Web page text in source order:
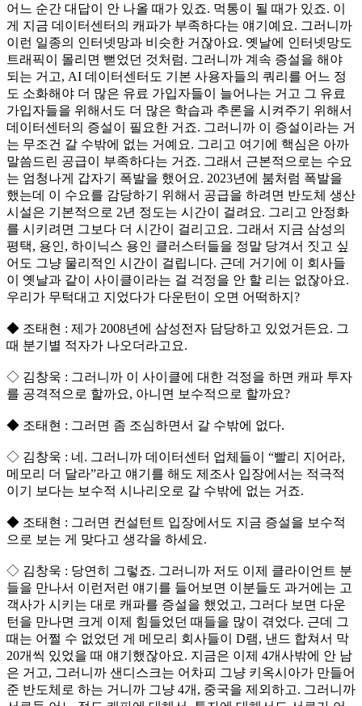
어느 순간 대답이 안 나올 때가 있죠. 먹통이 될 때가 있죠. 이
게 지금 데이터센터의 캐파가 부족하다는 얘기예요. 그러니까
이런 일종의 인터넷망과 비슷한 거잖아요. 옛날에 인터넷망도
트래픽이 몰리면 뻗었던 것처럼. 그러니까 계속 증설을 해야
되는 거고, AI 데이터센터도 기본 사용자들의 쿼리를 어느 정
도 소화해야 더 많은 유료 가입자들이 늘어나는 거고 그 유료
가입자들을 위해서도 더 많은 학습과 추론을 시켜주기 위해서
데이터센터의 증설이 필요한 거죠. 그러니까 이 증설이라는 거
는 무조건 갈 수밖에 없는 거예요. 그리고 여기에 핵심은 아까
말씀드린 공급이 부족하다는 거죠. 그래서 근본적으로는 수요
는 엄청나게 갑자기 폭발을 했어요. 2023년에 붐처럼 폭발을
했는데 이 수요를 감당하기 위해서 공급을 하려면 반도체 생산
시설은 기본적으로 2년 정도는 시간이 걸려요. 그리고 안정화
를 시키려면 그보다 더 시간이 걸리고요. 그래서 지금 삼성의
평택, 용인, 하이닉스 용인 클러스터들을 정말 당겨서 짓고 싶
어도 그냥 물리적인 시간이 걸립니다. 근데 거기에 이 회사들
이 옛날과 같이 사이클이라는 걸 걱정을 안 할 리는 없잖아요.
우리가 무턱대고 지었다가 다운턴이 오면 어떡하지?
◆ 조태현 : 제가 2008년에 삼성전자 담당하고 있었거든요. 그
때 분기별 적자가 나오더라고요.
◇ 김창욱 : 그러니까 이 사이클에 대한 걱정을 하면 캐파 투자
를 공격적으로 할까요, 아니면 보수적으로 할까요?
◆ 조태현 : 그러면 좀 조심하면서 갈 수밖에 없다.
◇ 김창욱 : 네. 그러니까 데이터센터 업체들이 “빨리 지어라,
메모리 더 달라”라고 얘기를 해도 제조사 입장에서는 적극적
이기 보다는 보수적 시나리오로 갈 수밖에 없는 거죠.
◆ 조태현 : 그러면 컨설턴트 입장에서도 지금 증설을 보수적
으로 보는 게 맞다고 생각을 하세요.
◇ 김창욱 : 당연히 그렇죠. 그러니까 저도 이제 클라이언트 분
들을 만나서 이런저런 얘기를 들어보면 이분들도 과거에는 고
객사가 시키는 대로 캐파를 증설을 했었고, 그러다 보면 다운
턴을 만나면 크게 이제 힘들었던 때들을 많이 겪었다. 근데 그
때는 어쩔 수 없었던 게 메모리 회사들이 D램, 낸드 합쳐서 막
20개씩 있었을 때 얘기했잖아요. 지금은 이제 4개사밖에 안 남
은 거고, 그러니까 샌디스크는 어차피 그냥 키옥시아가 만들어
준 반도체로 하는 거니까 그냥 4개, 중국을 제외하고. 그러니까